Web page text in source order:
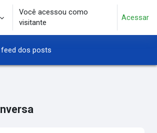
de pesquisa
Você acessou como
visitante
Acessar
feed dos posts